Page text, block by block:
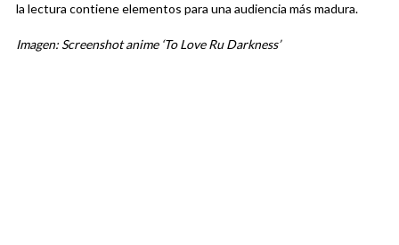
la lectura contiene elementos para una audiencia más madura.
Imagen: Screenshot anime ‘To Love Ru Darkness’